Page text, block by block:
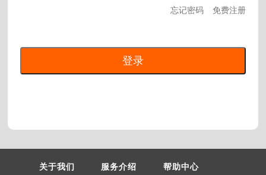
忘记密码 免费注册
关于我们 服务介绍 帮助中心